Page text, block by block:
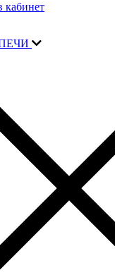
кабинет